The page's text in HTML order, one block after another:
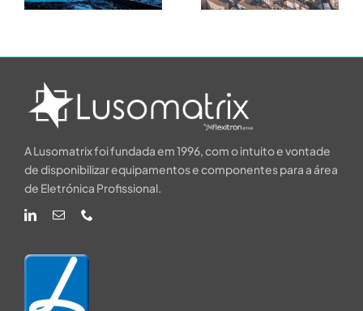
de Água
de 15 KW
A Lusomatrix foi fundada em 1996, com o intuito e vontade
de disponibilizar equipamentos e componentes para a área
de Eletrónica Profissional.